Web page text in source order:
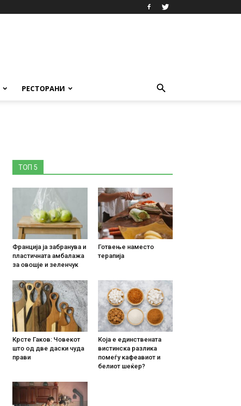
РЕСТОРАНИ
ТОП 5
Франција ја забранува и
пластичната амбалажа
за овошје и зеленчук
Готвење наместо
терапија
Крсте Гаков: Човекот
што од две даски чуда
прави
Која е единствената
вистинска разлика
помеѓу кафеавиот и
белиот шеќер?